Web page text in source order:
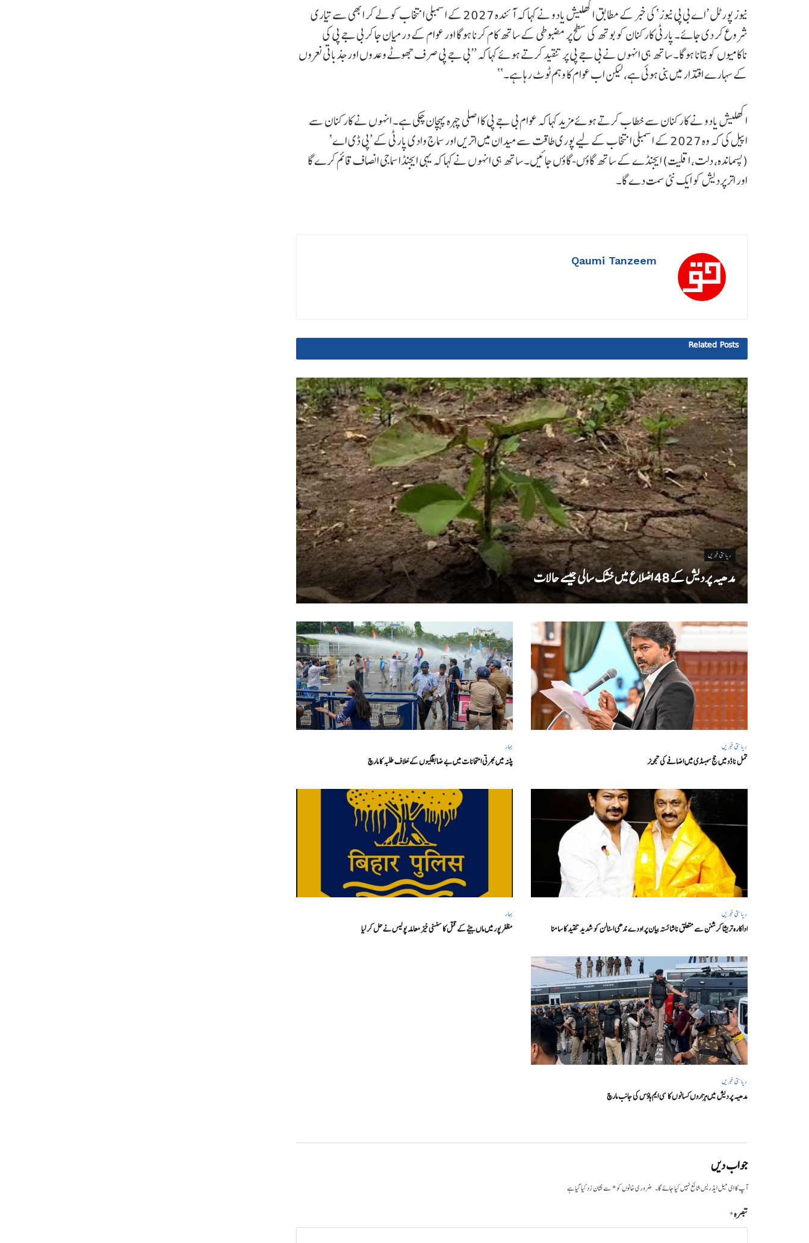
نیوز پورٹل ’اے بی پی نیوز‘ کی خبر کے مطابق اکھلیش یادو نے کہا کہ آئندہ 2027 کے اسمبلی انتخاب کو لے کر ابھی سے تیاری
شروع کر دی جائے۔ پارٹی کارکنان کو بوتھ کی سطح پر مضبوطی کے ساتھ کام کرنا ہوگا اور عوام کے درمیان جا کر بی جے پی کی
ناکامیوں کو بتانا ہوگا۔ ساتھ ہی انہوں نے بی جے پی پر تنقید کرتے ہوئے کہا کہ ’’بی جے پی صرف جھوٹے وعدوں اور جذباتی نعروں
کے سہارے اقتدار میں بنی ہوئی ہے، لیکن اب عوام کا وہم ٹوٹ رہا ہے۔‘‘
اکھلیش یادو نے کارکنان سے خطاب کرتے ہوئے مزید کہا کہ عوام بی جے پی کا اصلی چہرہ پہچان چکی ہے۔ انہوں نے کارکنان سے
اپیل کی کہ وہ 2027 کے اسمبلی انتخاب کے لیے پوری طاقت سے میدان میں اتریں اور سماج وادی پارٹی کے ’پی ڈی اے‘
(پسماندہ، دلت، اقلیت) ایجنڈے کے ساتھ گاؤں-گاؤں جائیں۔ ساتھ ہی انہوں نے کہا کہ یہی ایجنڈا سماجی انصاف قائم کرے گا
اور اترپردیش کو ایک نئی سمت دے گا۔
Qaumi Tanzeem
Related Posts
ریاستی خبریں
مدھیہ پردیش کے 48 اضلاع میں خشک سالی جیسے حالات
ریاستی خبریں
تمل ناڈو میں حج سبسڈی میں اضافے کی تجویز
بہار
پٹنہ میں بھرتی امتحانات میں بے ضابطگیوں کے خلاف طلبہ کا مارچ
ریاستی خبریں
اداکارہ تریشا کرشنن سے متعلق ناشائستہ بیان پر اودے ندھی اسٹالن کو شدید تنقید کا سامنا
بہار
مظفر پور میں ماں بیٹے کے قتل کا سنسنی خیز معاملہ پولیس نے حل کر لیا
ریاستی خبریں
مدھیہ پردیش میں ہزاروں کسانوں کا سی ایم ہاؤس کی جانب مارچ
جواب دیں
آپ کا ای میل ایڈریس شائع نہیں کیا جائے گا۔ ضروری خانوں کو*سے نشان زد کیا گیا ہے
تبصرہ*